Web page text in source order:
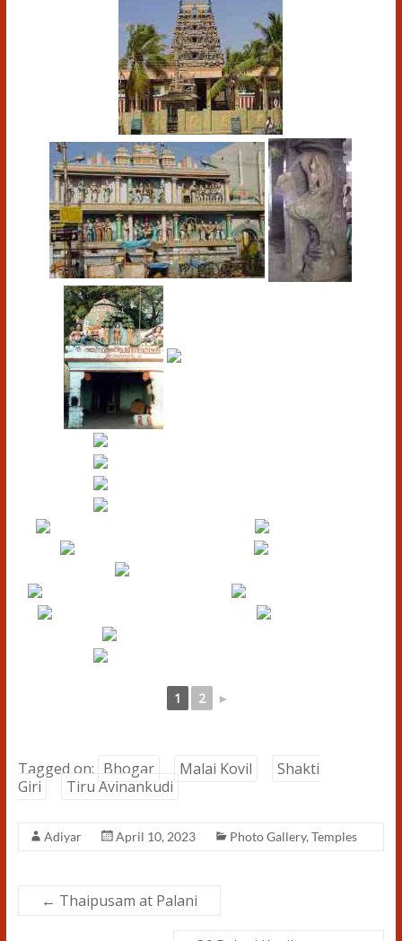
1 2 ►
Tagged on: Bhogar Malai Kovil
Shakti
Giri
Tiru Avinankudi
Adiyar April 10, 2023 Photo Gallery, Temples
← Thaipusam at Palani